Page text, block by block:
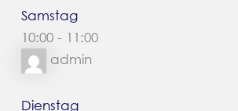
Samstag
10:00- 11:00
admin
Dienstag